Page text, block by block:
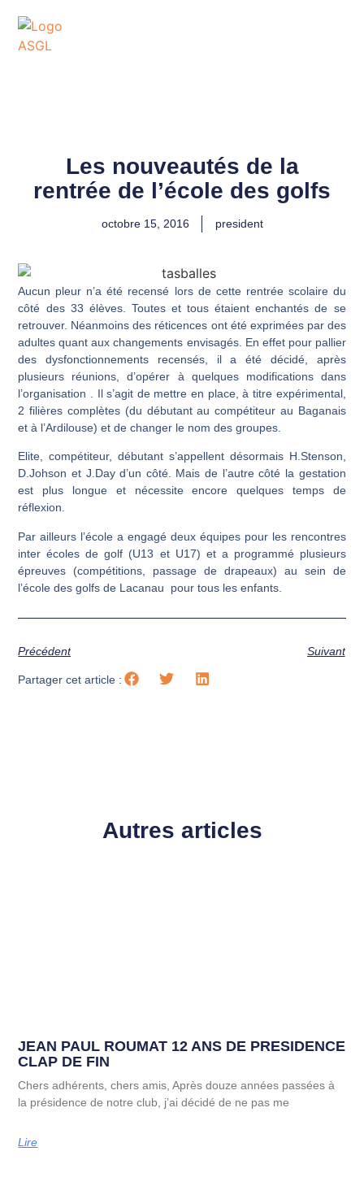
Les nouveautés de la
rentrée de l’école des golfs
octobre 15, 2016 president
Aucun pleur n’a été recensé lors de cette rentrée scolaire du
côté des 33 élèves. Toutes et tous étaient enchantés de se
retrouver. Néanmoins des réticences ont été exprimées par des
adultes quant aux changements envisagés. En effet pour pallier
des dysfonctionnements recensés, il a été décidé, après
plusieurs réunions, d’opérer à quelques modifications dans
l’organisation . Il s’agit de mettre en place, à titre expérimental,
2 filières complètes (du débutant au compétiteur au Baganais
et à l’Ardilouse) et de changer le nom des groupes.
Elite, compétiteur, débutant s’appellent désormais H.Stenson,
D.Johson et J.Day d’un côté. Mais de l’autre côté la gestation
est plus longue et nécessite encore quelques temps de
réflexion.
Par ailleurs l’école a engagé deux équipes pour les rencontres
inter écoles de golf (U13 et U17) et a programmé plusieurs
épreuves (compétitions, passage de drapeaux) au sein de
l’école des golfs de Lacanau pour tous les enfants.
Précédent Suivant
Partager cet article :
Autres articles
JEAN PAUL ROUMAT 12 ANS DE PRESIDENCE
CLAP DE FIN
Chers adhérents, chers amis, Après douze années passées à
la présidence de notre club, j’ai décidé de ne pas me
Lire